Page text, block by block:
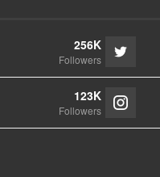
256K
Followers
123K
Followers